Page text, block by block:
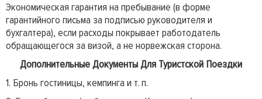
Экономическая гарантия на пребывание (в форме
гарантийного письма за подписью руководителя и
бухгалтера), если расходы покрывает работодатель
обращающегося за визой, а не норвежская сторона.
Дополнительные Документы Для Туристской Поездки
1. Бронь гостиницы, кемпинга и т. п.